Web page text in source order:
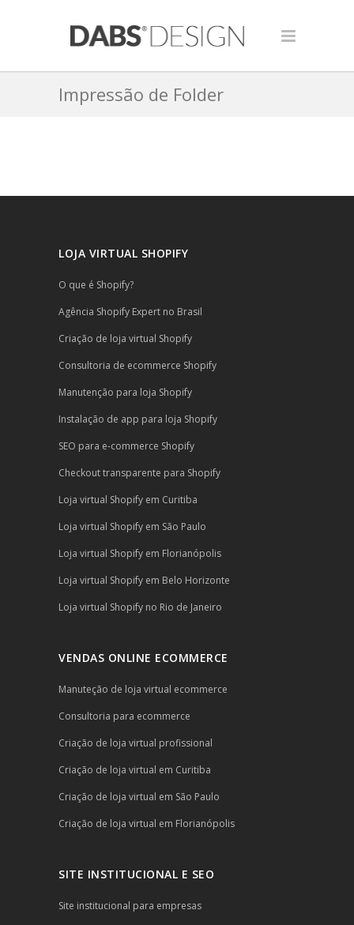
Impressão de Folder
LOJA VIRTUAL SHOPIFY
O que é Shopify?
Agência Shopify Expert no Brasil
Criação de loja virtual Shopify
Consultoria de ecommerce Shopify
Manutenção para loja Shopify
Instalação de app para loja Shopify
SEO para e-commerce Shopify
Checkout transparente para Shopify
Loja virtual Shopify em Curitiba
Loja virtual Shopify em São Paulo
Loja virtual Shopify em Florianópolis
Loja virtual Shopify em Belo Horizonte
Loja virtual Shopify no Rio de Janeiro
VENDAS ONLINE ECOMMERCE
Manuteção de loja virtual ecommerce
Consultoria para ecommerce
Criação de loja virtual profissional
Criação de loja virtual em Curitiba
Criação de loja virtual em São Paulo
Criação de loja virtual em Florianópolis
SITE INSTITUCIONAL E SEO
Site institucional para empresas